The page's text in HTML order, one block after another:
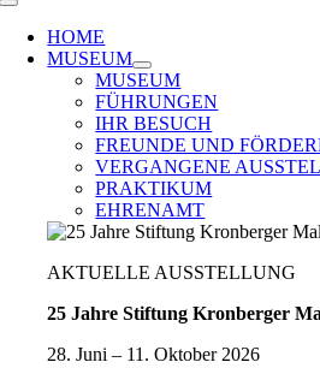
Toggle
Navigation
HOME
MUSEUM
MUSEUM
FÜHRUNGEN
IHR BESUCH
FREUNDE UND
VERGANGENE
PRAKTIKUM
EHRENAMT
AKTUELLE AUSSTELLUNG
25 Jahre Stiftung Kronberger
28. Juni – 11. Oktober 2026